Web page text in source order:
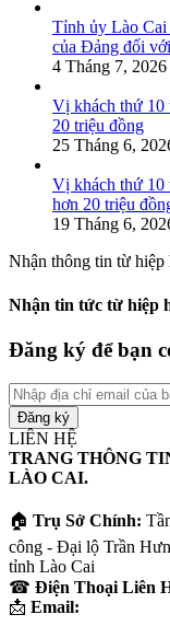
Tỉnh ủy Lào Cai
của Đảng đối
4 Tháng 7, 2026
Vị khách thứ 10
20 triệu đồng
25 Tháng 6,
Vị khách thứ 10
hơn 20 triệu
19 Tháng 6,
Nhận thông tin từ hiệp
Nhận tin tức từ hiệp
Đăng ký để bạn
Nhập
địa
chỉ
email
của
bạn
LIÊN HỆ
TRANG THÔNG
LÀO CAI.
🏠 Trụ Sở Chính:
công - Đại lộ Trần
tỉnh Lào Cai
☎ Điện Thoại Liên
📩 Email: